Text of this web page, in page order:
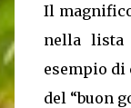
Il
nella
esempio di
del “buon